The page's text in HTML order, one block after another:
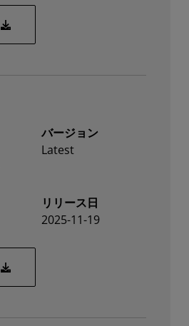
AMD Solarflare X4 User Guide
バージョン
Latest
リリース日
2025-11-19
Solarflare X4 Migration Guide